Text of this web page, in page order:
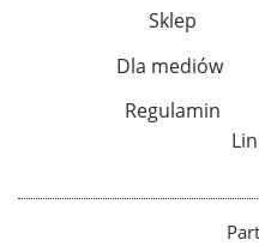
Sklep
Dla mediów
Regulamin